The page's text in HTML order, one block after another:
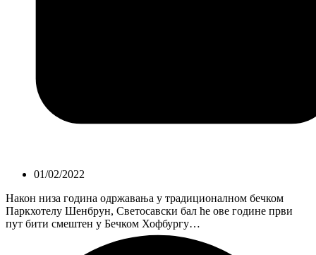
01/02/2022
Након низа година одржавања у традиционалном бечком
Паркхотелу Шенбрун, Светосавски бал ће ове године први
пут бити смештен у Бечком Хофбургу…